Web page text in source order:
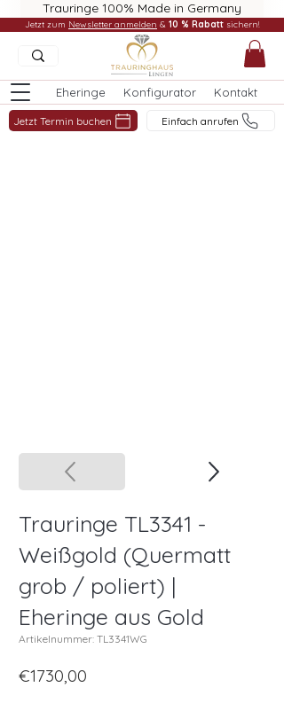
Trauringe 100% Made in Germany
Eheringe Konfigurator Kontakt
Jetzt Termin buchen Einfach anrufen
Jetzt zum Newsletter anmelden & 10 % Rabatt sichern!
Trauringe TL3341 -
Weißgold (Quermatt
grob / poliert) |
Eheringe aus Gold
Artikelnummer: TL3341WG
€1730,00